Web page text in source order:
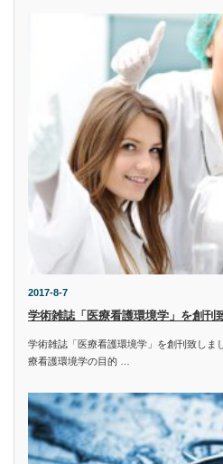
2017-8-7
学術雑誌「医療看護環境学」を創刊
学術雑誌「医療看護環境学」を創刊致しま
療看護環境学の目的 …